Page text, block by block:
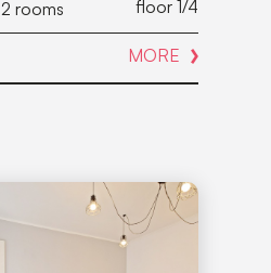
2 rooms floor 1/4
MORE